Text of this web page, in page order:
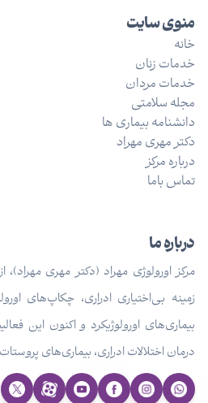
درباره ما
زمینه بی‌اختیاری ادراری، چکاپ‌های
بیماری‌های اورولوژیکرد و اکنون این
درمان اختلالات ادراری، بیماری‌های
منوی سایت
خانه
خدمات زنان
خدمات مردان
مجله سلامتی
دانشنامه بیماری ها
دکتر مهری مهراد
درباره مرکز
تماس باما